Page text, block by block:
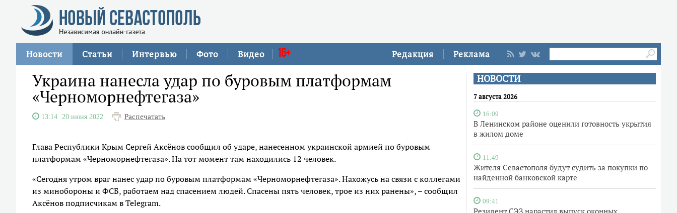
Редакция Реклама
Новости Статьи Интервью Фото Видео 16+
НОВОСТИ
7 августа 2026
16:09
В Ленинском районе оценили готовность укрытия
в жилом доме
11:49
Жителя Севастополя будут судить за покупки по
найденной банковской карте
09:41
Резидент СЭЗ нарастил выпуск оконных
Украина нанесла удар по буровым платформам
«Черноморнефтегаза»
13:14 20 июня 2022 Распечатать
Глава Республики Крым Сергей Аксёнов сообщил об ударе, нанесенном украинской армией по буровым
платформам «Черноморнефтегаза». На тот момент там находились 12 человек.
«Сегодня утром враг нанес удар по буровым платформам «Черноморнефтегаза». Нахожусь на связи с коллегами
из минобороны и ФСБ, работаем над спасением людей. Спасены пять человек, трое из них ранены», – сообщил
Аксёнов подписчикам в Telegram.